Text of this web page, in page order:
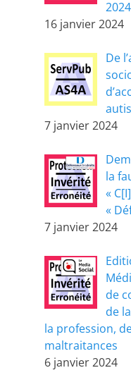
2024
16 janvier 2024
De
7 janvier 2024
la
«
«
7 janvier 2024
de
de
la profession,
maltraitances
6 janvier 2024